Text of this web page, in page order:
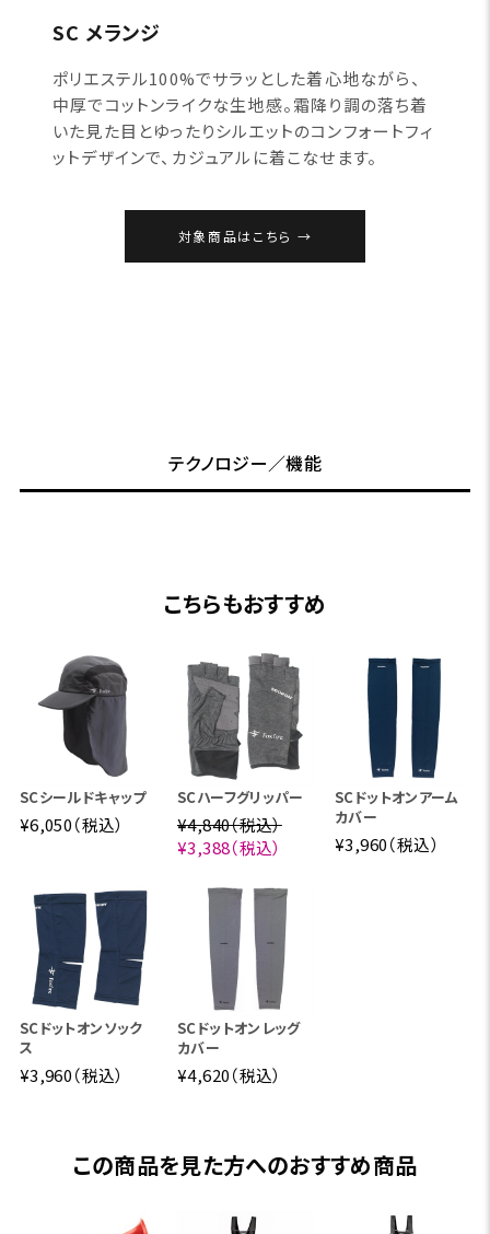
SC メランジ
ポリエステル100%でサラッとした着心地ながら、
中厚でコットンライクな生地感。霜降り調の落ち着
いた見た目とゆったりシルエットのコンフォートフィ
ットデザインで、カジュアルに着こなせます。
対象商品はこちら
テクノロジー／機能
こちらもおすすめ
SCシールドキャップ
¥6,050（税込）
SCハーフグリッパー
¥4,840（税込）
¥3,388（税込）
SCドットオンアーム
カバー
¥3,960（税込）
SCドットオンソック
ス
¥3,960（税込）
SCドットオンレッグ
カバー
¥4,620（税込）
この商品を見た方へのおすすめ商品